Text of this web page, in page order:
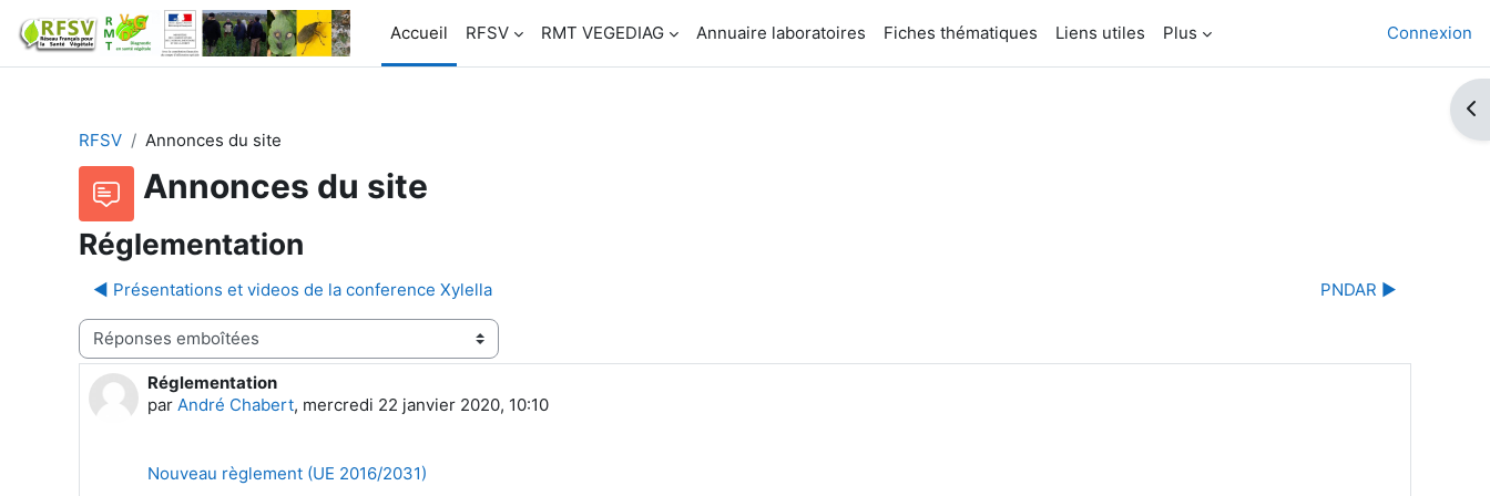
Passer au contenu principal
Accueil
RFSV RMT VEGEDIAG Annuaire laboratoires Fiches thématiques Liens utiles Plus Connexion
RFSV
Annonces du site
Annonces du site
Réglementation
◀︎ Présentations et videos de la conference Xylella PNDAR ▶︎
Type d’affichage
Réglementation
par André Chabert, mercredi 22 janvier 2020, 10:10
Nombre de réponses : 0
Nouveau règlement (UE 2016/2031)